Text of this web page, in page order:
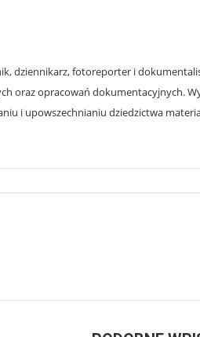
dziennikarz, fotoreporter i
oraz opracowań dokumentacyjnych.
i upowszechnianiu dziedzictwa